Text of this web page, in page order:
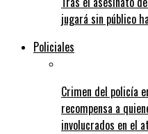
jugará sin público
Policiales
Crimen del policía
recompensa a
involucrados en el